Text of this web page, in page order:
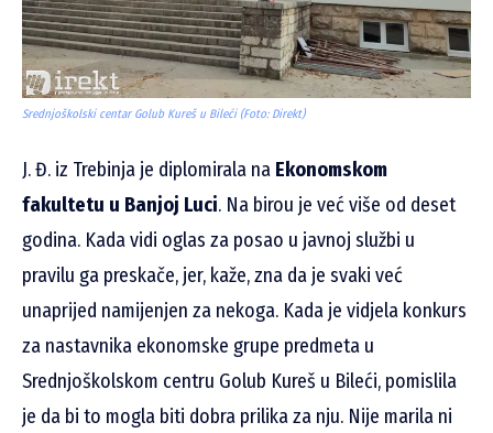
Srednjoškolski centar Golub Kureš u Bileći (Foto: Direkt)
J. Đ. iz Trebinja je diplomirala na Ekonomskom
fakultetu u Banjoj Luci. Na birou je već više od deset
godina. Kada vidi oglas za posao u javnoj službi u
pravilu ga preskače, jer, kaže, zna da je svaki već
unaprijed namijenjen za nekoga. Kada je vidjela konkurs
za nastavnika ekonomske grupe predmeta u
Srednjoškolskom centru Golub Kureš u Bileći, pomislila
je da bi to mogla biti dobra prilika za nju. Nije marila ni